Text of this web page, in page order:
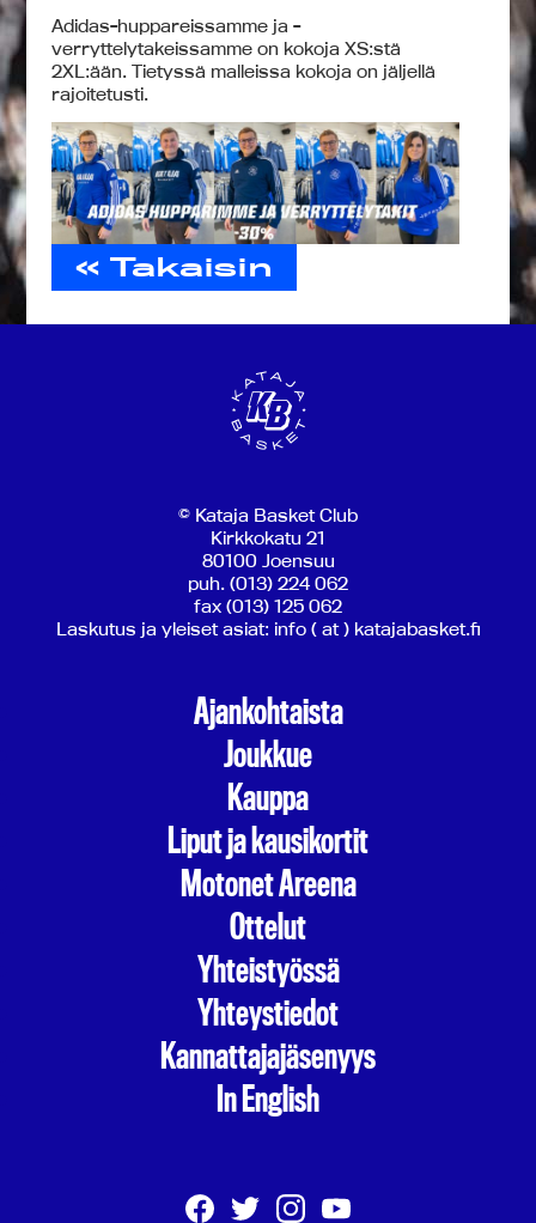
Adidas-huppareissamme ja -
verryttelytakeissamme on kokoja XS:stä
2XL:ään. Tietyssä malleissa kokoja on jäljellä
rajoitetusti.
« Takaisin
© Kataja Basket Club
Kirkkokatu 21
80100 Joensuu
puh. (013) 224 062
fax (013) 125 062
Laskutus ja yleiset asiat: info ( at ) katajabasket.fi
Ajankohtaista
Joukkue
Kauppa
Liput ja kausikortit
Motonet Areena
Ottelut
Yhteistyössä
Yhteystiedot
Kannattajajäsenyys
In English